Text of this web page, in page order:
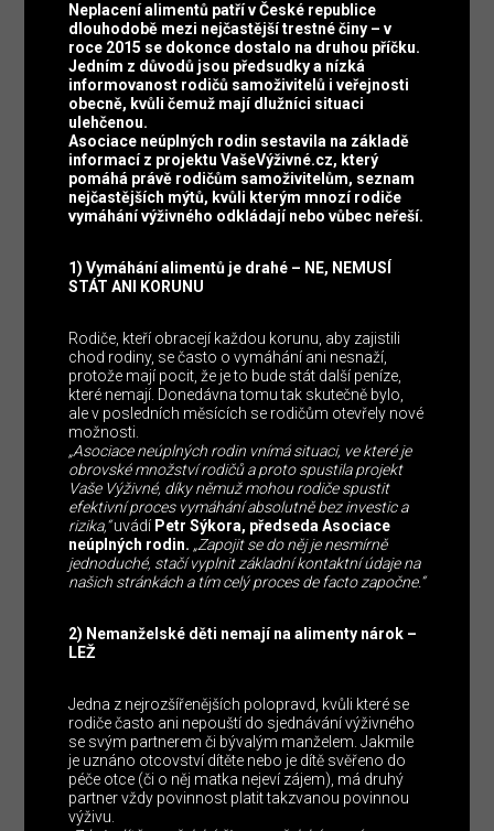
Neplacení alimentů patří v České republice
dlouhodobě mezi nejčastější trestné činy – v
roce 2015 se dokonce dostalo na druhou příčku.
Jedním z důvodů jsou předsudky a nízká
informovanost rodičů samoživitelů i veřejnosti
obecně, kvůli čemuž mají dlužníci situaci
ulehčenou.
Asociace neúplných rodin sestavila na základě
informací z projektu VašeVýživné.cz, který
pomáhá právě rodičům samoživitelům, seznam
nejčastějších mýtů, kvůli kterým mnozí rodiče
vymáhání výživného odkládají nebo vůbec neřeší.
1) Vymáhání alimentů je drahé – NE, NEMUSÍ
STÁT ANI KORUNU
Rodiče, kteří obracejí každou korunu, aby zajistili
chod rodiny, se často o vymáhání ani nesnaží,
protože mají pocit, že je to bude stát další peníze,
které nemají. Donedávna tomu tak skutečně bylo,
ale v posledních měsících se rodičům otevřely nové
možnosti.
„Asociace neúplných rodin vnímá situaci, ve které je
obrovské množství rodičů a proto spustila projekt
Vaše Výživné, díky němuž mohou rodiče spustit
efektivní proces vymáhání absolutně bez investic a
rizika,“uvádí Petr Sýkora, předseda Asociace
neúplných rodin. „Zapojit se do něj je nesmírně
jednoduché, stačí vyplnit základní kontaktní údaje na
našich stránkách a tím celý proces de facto započne.“
2) Nemanželské děti nemají na alimenty nárok –
LEŽ
Jedna z nejrozšířenějších polopravd, kvůli které se
rodiče často ani nepouští do sjednávání výživného
se svým partnerem či bývalým manželem. Jakmile
je uznáno otcovství dítěte nebo je dítě svěřeno do
péče otce (či o něj matka nejeví zájem), má druhý
partner vždy povinnost platit takzvanou povinnou
výživu.